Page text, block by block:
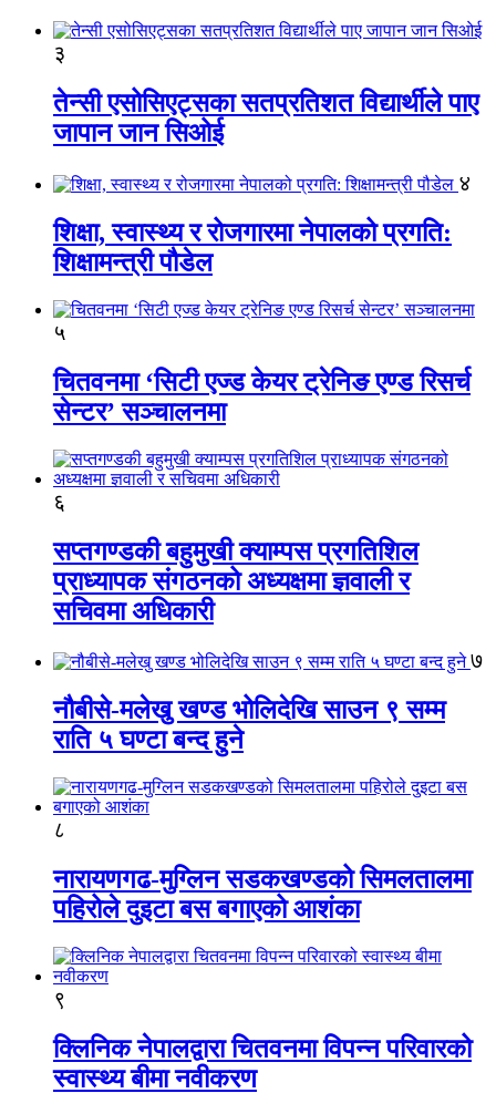
३
तेन्सी एसोसिएट्सका सतप्रतिशत विद्यार्थीले पाए
जापान जान सिओई
४
शिक्षा, स्वास्थ्य र रोजगारमा नेपालको प्रगति:
शिक्षामन्त्री पौडेल
५
चितवनमा ‘सिटी एज्ड केयर ट्रेनिङ एण्ड रिसर्च
सेन्टर’ सञ्चालनमा
६
सप्तगण्डकी बहुमुखी क्याम्पस प्रगतिशिल
प्राध्यापक संगठनको अध्यक्षमा ज्ञवाली र
सचिवमा अधिकारी
७
नौबीसे-मलेखु खण्ड भोलिदेखि साउन ९ सम्म
राति ५ घण्टा बन्द हुने
८
नारायणगढ-मुग्लिन सडकखण्डको सिमलतालमा
पहिरोले दुइटा बस बगाएको आशंका
९
क्लिनिक नेपालद्वारा चितवनमा विपन्न परिवारको
स्वास्थ्य बीमा नवीकरण